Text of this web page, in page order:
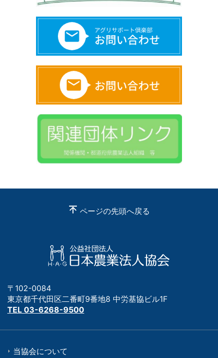
ページの先頭へ戻る
〒102-0084
東京都千代田区二番町9番地8 中労基協ビル1F
TEL 03-6268-9500
当協会について